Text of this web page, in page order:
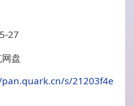
27
盘
s/21203f4e